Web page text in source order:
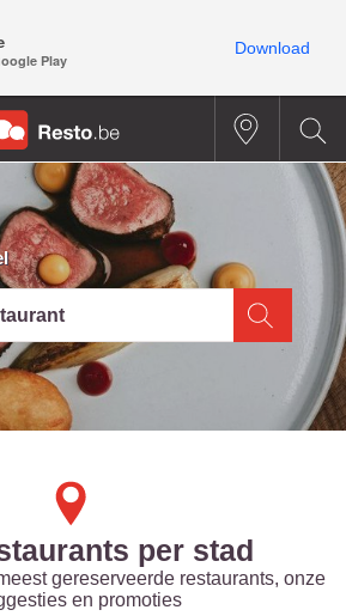
per stad
gereserveerde restaurants, onze
en promoties
Play
Download